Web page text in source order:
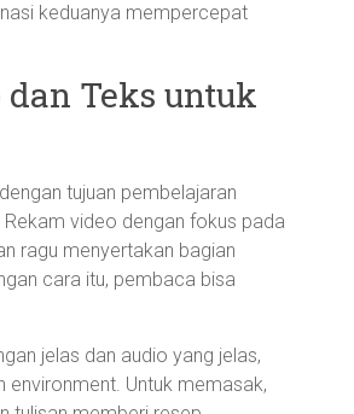
keduanya mempercepat
Teks untuk
tujuan pembelajaran
video dengan fokus pada
ragu menyertakan bagian
cara itu, pembaca bisa
jelas dan audio yang jelas,
Untuk memasak,